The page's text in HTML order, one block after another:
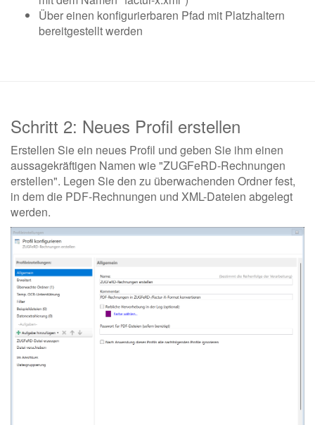
Über einen konfigurierbaren Pfad mit Platzhaltern
bereitgestellt werden
Schritt 2: Neues Profil erstellen
Erstellen Sie ein neues Profil und geben Sie ihm einen
aussagekräftigen Namen wie "ZUGFeRD-Rechnungen
erstellen". Legen Sie den zu überwachenden Ordner fest,
in dem die PDF-Rechnungen und XML-Dateien abgelegt
werden.